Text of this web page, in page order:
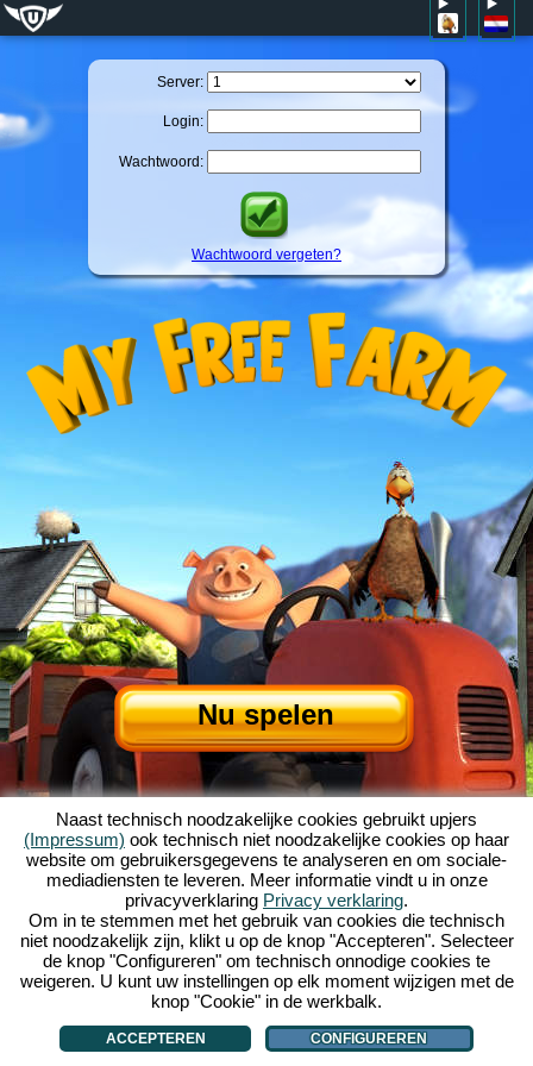
Server:
Login:
Wachtwoord:
Wachtwoord vergeten?
Nu spelen
Over My Free Farm|Het verhaal van dit browserspel|De mogelijkheden
AGV|Impressum|Privacybeleid|Regels| Forum|Support|
My Free Farm 2 App |Google Play|App Store|
Browsergames - Upjers.com| Cookies beheren
Naast technisch noodzakelijke cookies gebruikt upjers
(Impressum) ook technisch niet noodzakelijke cookies op haar
website om gebruikersgegevens te analyseren en om sociale-
mediadiensten te leveren. Meer informatie vindt u in onze
privacyverklaring Privacy verklaring.
Om in te stemmen met het gebruik van cookies die technisch
niet noodzakelijk zijn, klikt u op de knop "Accepteren". Selecteer
de knop "Configureren" om technisch onnodige cookies te
weigeren. U kunt uw instellingen op elk moment wijzigen met de
knop "Cookie" in de werkbalk.
ACCEPTEREN CONFIGUREREN